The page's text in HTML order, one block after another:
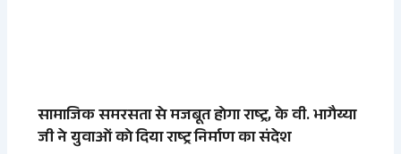
सामाजिक समरसता से मजबूत होगा राष्ट्र, के वी. भागैय्या
जी ने युवाओं को दिया राष्ट्र निर्माण का संदेश